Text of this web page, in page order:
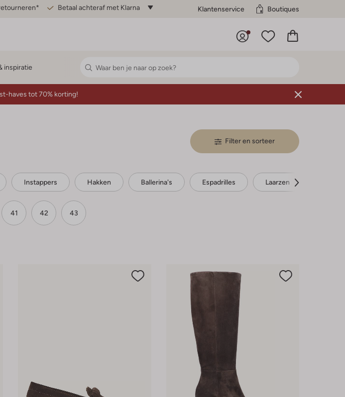
Betaal achteraf met Klarna Klantenservice Boutiques
inspiratie
haves tot 70% korting!
Filter en sorteer
Instappers Hakken Ballerina's Espadrilles Laarzen
41 42 43